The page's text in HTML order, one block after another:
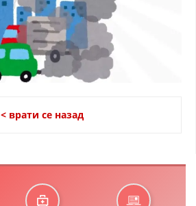
< врати се назад